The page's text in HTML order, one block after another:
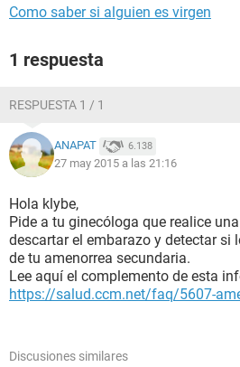
Como saber si alguien es virgen
1 respuesta
RESPUESTA 1 / 1
ANAPAT 6.138
27 may 2015 a las 21:16
Hola klybe,
Pide a tu ginecóloga que realice
descartar el embarazo y detectar si
de tu amenorrea secundaria.
Lee aquí el complemento de esta
https://salud.ccm.net/faq/5607-
Discusiones similares